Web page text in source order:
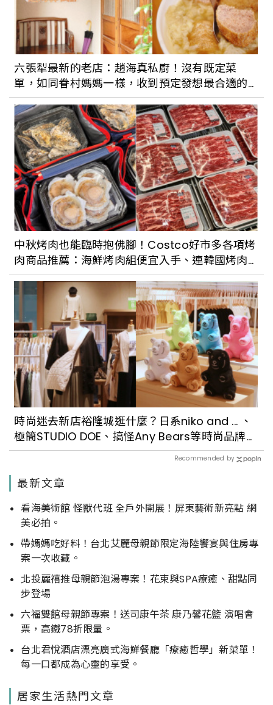
六張犁最新的老店：趙海真私廚！沒有既定菜
單，如同眷村媽媽一樣，收到預定發想最合適的
眷村菜
中秋烤肉也能臨時抱佛腳！Costco好市多各項烤
肉商品推薦：海鮮烤肉組便宜入手、連韓國烤肉
常見的紫蘇葉也有
時尚迷去新店裕隆城逛什麼？日系niko and ... 、
極簡STUDIO DOE、搞怪Any Bears等時尚品牌推
薦
Recommended by
最新文章
看海美術館 怪獸代班 全戶外開展！屏東藝術新亮點 網
美必拍。
帶媽媽吃好料！台北艾麗母親節限定海陸饗宴與住房專
案一次收藏。
北投麗禧推母親節泡湯專案！花束與SPA療癒、甜點同
步登場
六福雙館母親節專案！送司康午茶 康乃馨花籃 演唱會
票，高鐵78折限量。
台北君悅酒店漂亮廣式海鮮餐廳「療癒哲學」新菜單！
每一口都成為心靈的享受。
居家生活熱門文章